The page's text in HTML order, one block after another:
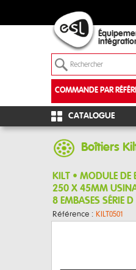
COMMANDE PAR
CATALOGUE
Boîtiers
KILT • MODULE DE
250 X 45MM
8 EMBASES SÉRIE D
Référence : KILT0501